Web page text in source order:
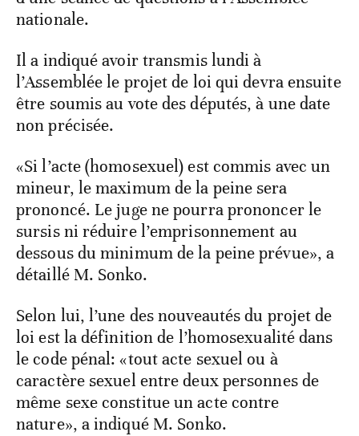
nationale.
Il a indiqué avoir transmis lundi à
l’Assemblée le projet de loi qui devra ensuite
être soumis au vote des députés, à une date
non précisée.
«Si l’acte (homosexuel) est commis avec un
mineur, le maximum de la peine sera
prononcé. Le juge ne pourra prononcer le
sursis ni réduire l’emprisonnement au
dessous du minimum de la peine prévue», a
détaillé M. Sonko.
Selon lui, l’une des nouveautés du projet de
loi est la définition de l’homosexualité dans
le code pénal: «tout acte sexuel ou à
caractère sexuel entre deux personnes de
même sexe constitue un acte contre
nature», a indiqué M. Sonko.